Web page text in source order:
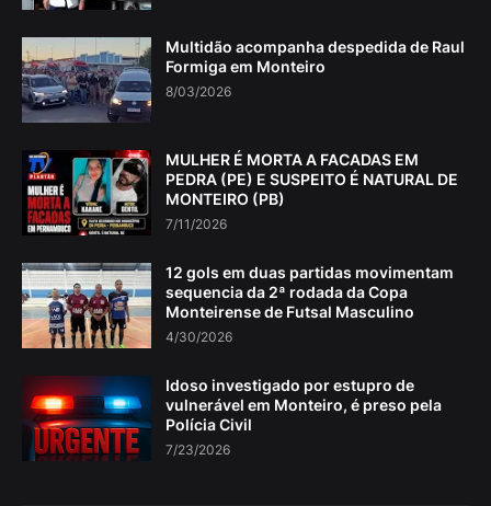
Multidão acompanha despedida de Raul
Formiga em Monteiro
8/03/2026
MULHER É MORTA A FACADAS EM
PEDRA (PE) E SUSPEITO É NATURAL DE
MONTEIRO (PB)
7/11/2026
12 gols em duas partidas movimentam
sequencia da 2ª rodada da Copa
Monteirense de Futsal Masculino
4/30/2026
Idoso investigado por estupro de
vulnerável em Monteiro, é preso pela
Polícia Civil
7/23/2026